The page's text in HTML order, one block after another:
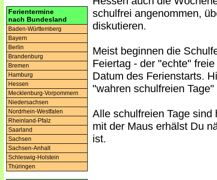
Ferientermine
nach Bundesland
Baden-Württemberg
Bayern
Berlin
Brandenburg
Bremen
Hamburg
Hessen
Mecklenburg-Vorpommern
Niedersachsen
Nordrhein-Westfalen
Rheinland-Pfalz
Saarland
Sachsen
Sachsen-Anhalt
Schleswig-Holstein
Thüringen
schulfrei angenommen,
diskutieren.
Meist beginnen die
Feiertag - der "echte"
Datum des Ferienstarts.
"wahren schulfreien
Alle schulfreien Tage
mit der Maus erhälst Du
ist.